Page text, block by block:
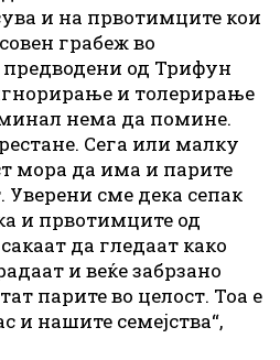
и на првотимците кои
грабеж во
од Трифун
и толерирање
нема да помине.
Сега или малку
мора да има и парите
Уверени сме дека сепак
и првотимците од
да гледаат како
и веќе забрзано
парите во целост. Тоа е
и нашите семејства“,